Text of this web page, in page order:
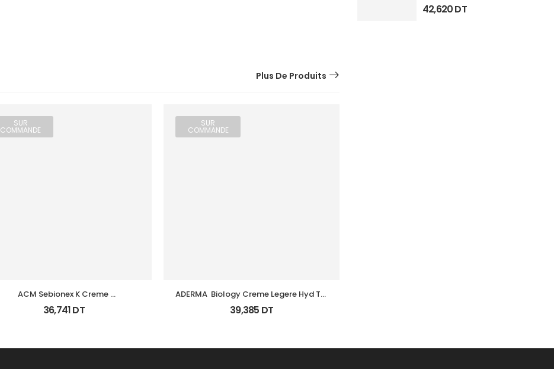
42,620DT
Plus De Produits
SUR
COMMANDE
ACM Sebionex K Creme
Keratoregulatrice Vis 40Ml
36,741DT
SUR
COMMANDE
ADERMA  Biology Creme Legere Hyd Tb
0Ml
39,385 DT